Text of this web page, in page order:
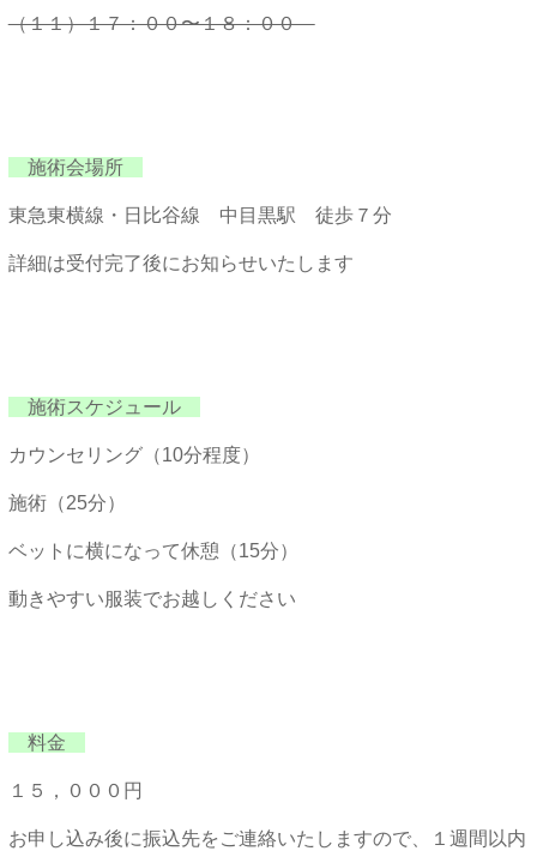
（１１）１７：００〜１８：００
施術会場所
東急東横線・日比谷線 中目黒駅 徒歩７分
詳細は受付完了後にお知らせいたします
施術スケジュール
カウンセリング（10分程度）
施術（25分）
ベットに横になって休憩（15分）
動きやすい服装でお越しください
料金
１５，０００円
お申し込み後に振込先をご連絡いたしますので、１週間以内